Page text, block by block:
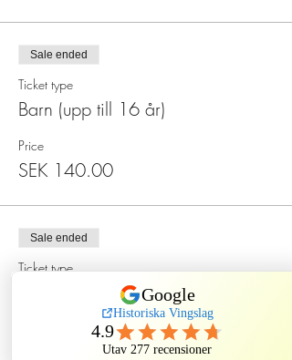
Sale ended
Ticket type
Barn (upp till 16 år)
Price
SEK 140.00
Sale ended
Ticket type
Spökmiddag på Sten Sture